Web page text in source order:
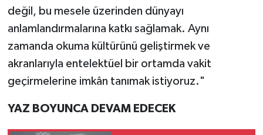
değil, bu mesele üzerinden dünyayı
anlamlandırmalarına katkı sağlamak. Aynı
zamanda okuma kültürünü geliştirmek ve
akranlarıyla entelektüel bir ortamda vakit
geçirmelerine imkân tanımak istiyoruz."
YAZ BOYUNCA DEVAM EDECEK